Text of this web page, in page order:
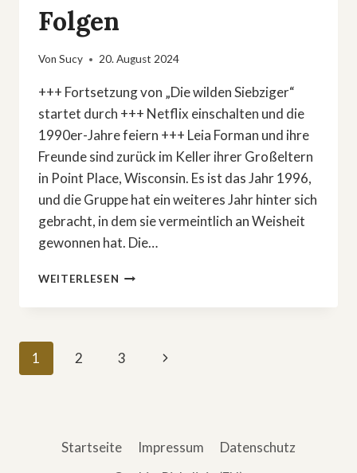
Folgen
Von Sucy 20. August 2024
+++ Fortsetzung von „Die wilden Siebziger“
startet durch +++ Netflix einschalten und die
1990er-Jahre feiern +++ Leia Forman und ihre
Freunde sind zurück im Keller ihrer Großeltern
in Point Place, Wisconsin. Es ist das Jahr 1996,
und die Gruppe hat ein weiteres Jahr hinter sich
gebracht, in dem sie vermeintlich an Weisheit
gewonnen hat. Die…
WEITERLESEN »DIE
NEUNZIGER!«
FOLGEN
Seitennavigation
1 2 3
Nächste
Startseite Impressum
Datenschutz